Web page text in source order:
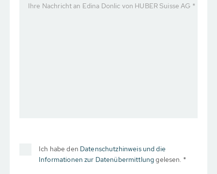
Ihre Nachricht an Edina Donlic von HUBER Suisse AG *
Ich habe den Datenschutzhinweis und die
Informationen zur Datenübermittlunggelesen. *